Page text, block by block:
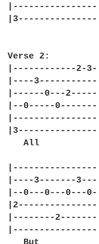
Verse 2:
|------------2-
|----
|------0---
|--0-----
All
|----------------
|----3-------
|--0---0---0---
|--------